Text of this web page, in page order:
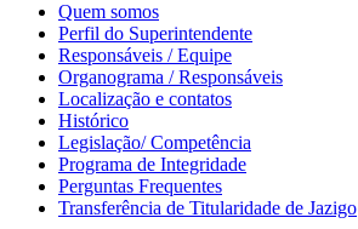
Quem somos
Perfil do Superintendente
Responsáveis / Equipe
Organograma / Responsáveis
Localização e contatos
Histórico
Legislação/ Competência
Programa de Integridade
Perguntas Frequentes
Transferência de Titularidade de Jazigo